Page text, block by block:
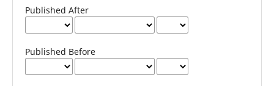
Published After
Published Before